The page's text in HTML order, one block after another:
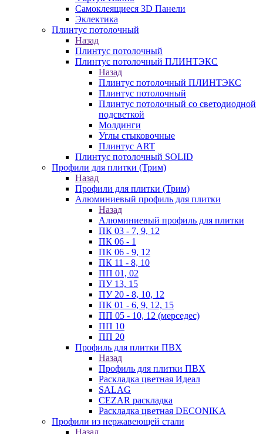
Самоклеящиеся 3D Панели
Эклектика
Плинтус потолочный
Назад
Плинтус потолочный
Плинтус потолочный ПЛИНТЭКС
Назад
Плинтус потолочный ПЛИНТЭКС
Плинтус потолочный
Плинтус потолочный со светодиодной
подсветкой
Молдинги
Углы стыковочные
Плинтус ART
Плинтус потолочный SOLID
Профили для плитки (Трим)
Назад
Профили для плитки (Трим)
Алюминиевый профиль для плитки
Назад
Алюминиевый профиль для плитки
ПК 03 - 7, 9, 12
ПК 06 - 1
ПК 06 - 9, 12
ПК 11 - 8, 10
ПП 01, 02
ПУ 13, 15
ПУ 20 - 8, 10, 12
ПК 01 - 6, 9, 12, 15
ПП 05 - 10, 12 (мерседес)
ПП 10
ПП 20
Профиль для плитки ПВХ
Назад
Профиль для плитки ПВХ
Раскладка цветная Идеал
SALAG
CEZAR раскладка
Раскладка цветная DECONIKA
Профили из нержавеющей стали
Назад